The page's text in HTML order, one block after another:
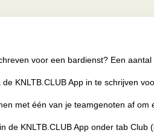
voor een bardienst? Een
KNLTB.CLUB App in te schrijven
met één van je teamgenoten af
de KNLTB.CLUB App onder tab